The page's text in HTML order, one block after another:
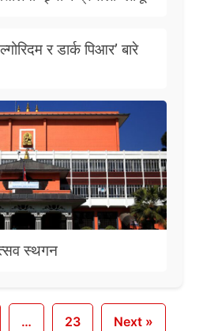
र डार्क पिआर’ बारे
स्थगन
… 23 Next »